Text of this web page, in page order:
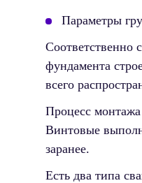
Параметры
Соответственно
фундамента
всего
Процесс
Винтовые
заранее.
Есть два типа